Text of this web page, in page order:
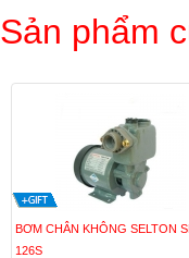
Sản phẩm
BƠM CHÂN KHÔNG SELTON
126S